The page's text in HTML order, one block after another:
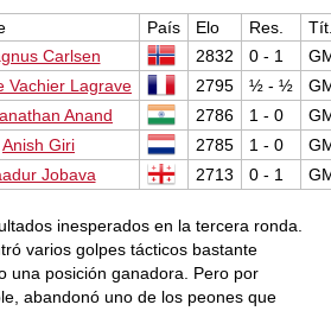
País Elo Res.
Carlsen 2832 0 - 1
Vachier Lagrave 2795 ½ - ½
Anand 2786 1 - 0
Anish Giri 2785 1 - 0
Jobava 2713 0 - 1
inesperados en la tercera ronda.
varios golpes tácticos bastante
una posición ganadora. Pero por
abandonó uno de los peones que